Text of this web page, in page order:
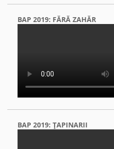
BAP 2019: FĂRĂ ZAHĂR
BAP 2019: ŢAPINARII